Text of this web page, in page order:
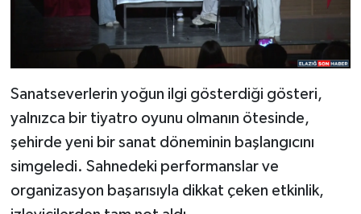
Sanatseverlerin yoğun ilgi gösterdiği gösteri,
yalnızca bir tiyatro oyunu olmanın ötesinde,
şehirde yeni bir sanat döneminin başlangıcını
simgeledi. Sahnedeki performanslar ve
organizasyon başarısıyla dikkat çeken etkinlik,